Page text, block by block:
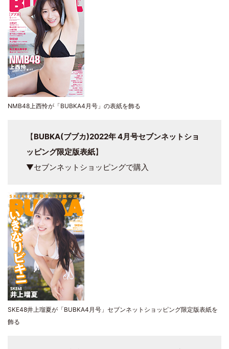
NMB48上西怜が「BUBKA4月号」の表紙を飾る
【BUBKA(ブブカ)2022年 4月号セブンネットショ
ッピング限定版表紙】
▼セブンネットショッピングで購入
SKE48井上瑠夏が「BUBKA4月号」セブンネットショッピング限定版表紙を
飾る